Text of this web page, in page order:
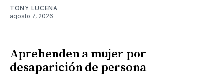
TONY LUCENA
agosto 7, 2026
Aprehenden a mujer por
desaparición de persona